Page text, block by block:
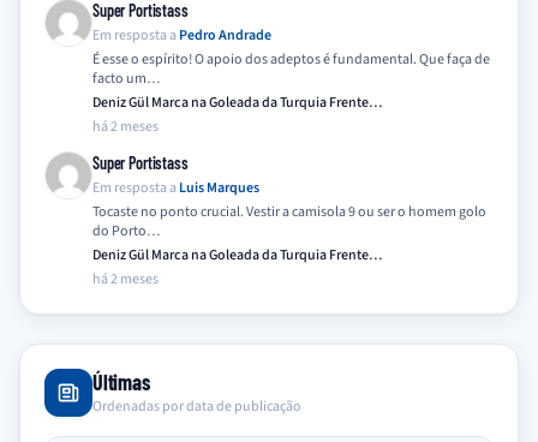
Super Portistass
Em resposta a Pedro Andrade
É esse o espírito! O apoio dos adeptos é fundamental. Que faça de
facto um…
Deniz Gül Marca na Goleada da Turquia Frente…
há 2 meses
Super Portistass
Em resposta a Luis Marques
Tocaste no ponto crucial. Vestir a camisola 9 ou ser o homem golo
do Porto…
Deniz Gül Marca na Goleada da Turquia Frente…
há 2 meses
Últimas
Ordenadas por data de publicação